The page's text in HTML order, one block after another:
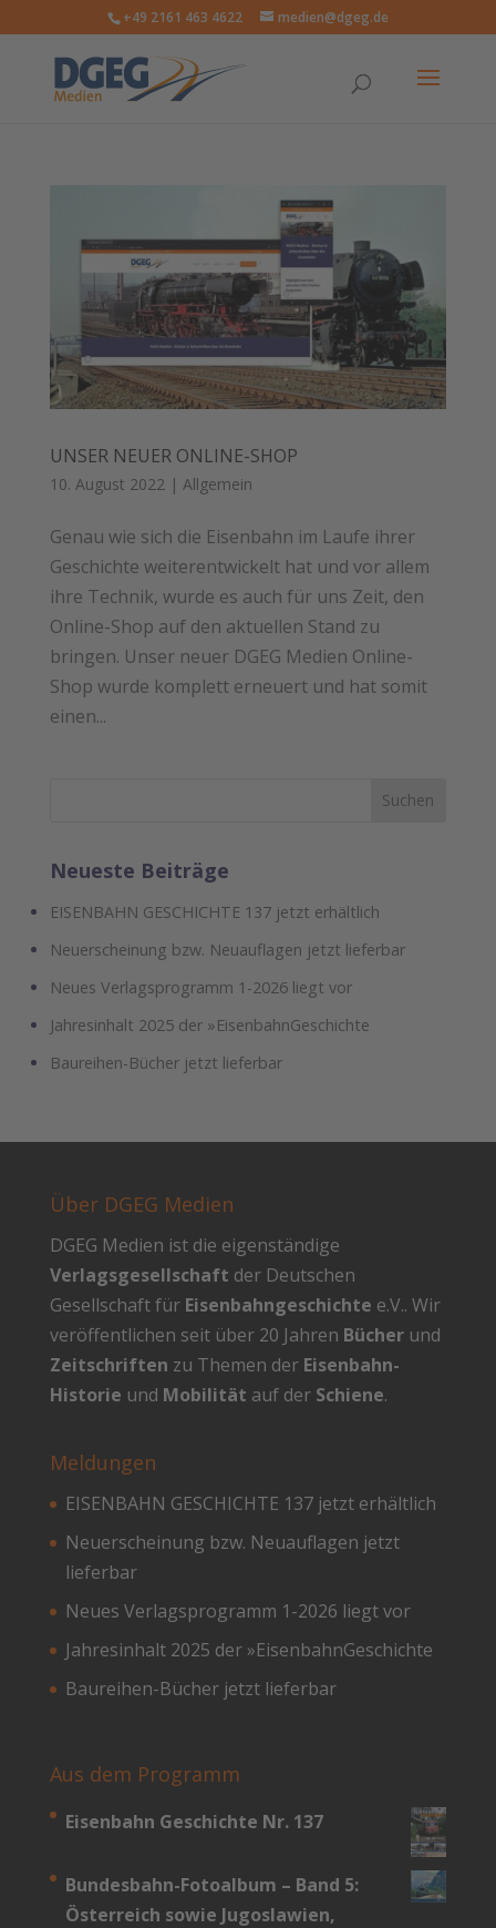
+49 2161 463 4622 medien@dgeg.de
UNSER NEUER ONLINE-SHOP
10. August 2022 | Allgemein
Genau wie sich die Eisenbahn im Laufe ihrer
Geschichte weiterentwickelt hat und vor allem
ihre Technik, wurde es auch für uns Zeit, den
Online-Shop auf den aktuellen Stand zu
bringen. Unser neuer DGEG Medien Online-
Shop wurde komplett erneuert und hat somit
einen...
Neueste Beiträge
EISENBAHN GESCHICHTE 137 jetzt erhältlich
Neuerscheinung bzw. Neuauflagen jetzt lieferbar
Neues Verlagsprogramm 1-2026 liegt vor
Jahresinhalt 2025 der »EisenbahnGeschichte
Baureihen-Bücher jetzt lieferbar
Über DGEG Medien
DGEG Medien ist die eigenständige
Verlagsgesellschaft der Deutschen
Gesellschaft für Eisenbahngeschichte e.V.. Wir
veröffentlichen seit über 20 Jahren Bücherund
Zeitschriften zu Themen der Eisenbahn-
Historie und Mobilität auf der Schiene.
Meldungen
EISENBAHN GESCHICHTE 137 jetzt erhältlich
Neuerscheinung bzw. Neuauflagen jetzt
lieferbar
Neues Verlagsprogramm 1-2026 liegt vor
Jahresinhalt 2025 der »EisenbahnGeschichte
Baureihen-Bücher jetzt lieferbar
Aus dem Programm
Eisenbahn Geschichte Nr. 137
Bundesbahn-­Fotoalbum – Band 5:
Österreich sowie Jugoslawien,